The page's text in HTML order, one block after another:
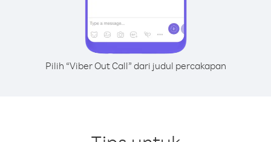
Pilih “Viber Out Call” dari judul percakapan